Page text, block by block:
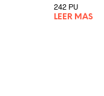
242 PU
LEER MÁS